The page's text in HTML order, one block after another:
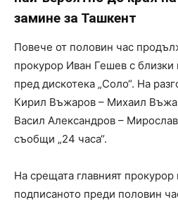
замине за Ташкент
Повече от половин час
прокурор Иван Гешев с близки
пред дискотека „Соло“. На
Кирил Въжаров – Михаил
Васил Александров –
съобщи „24 часа“.
На срещата главният прокурор
подписаното преди половин